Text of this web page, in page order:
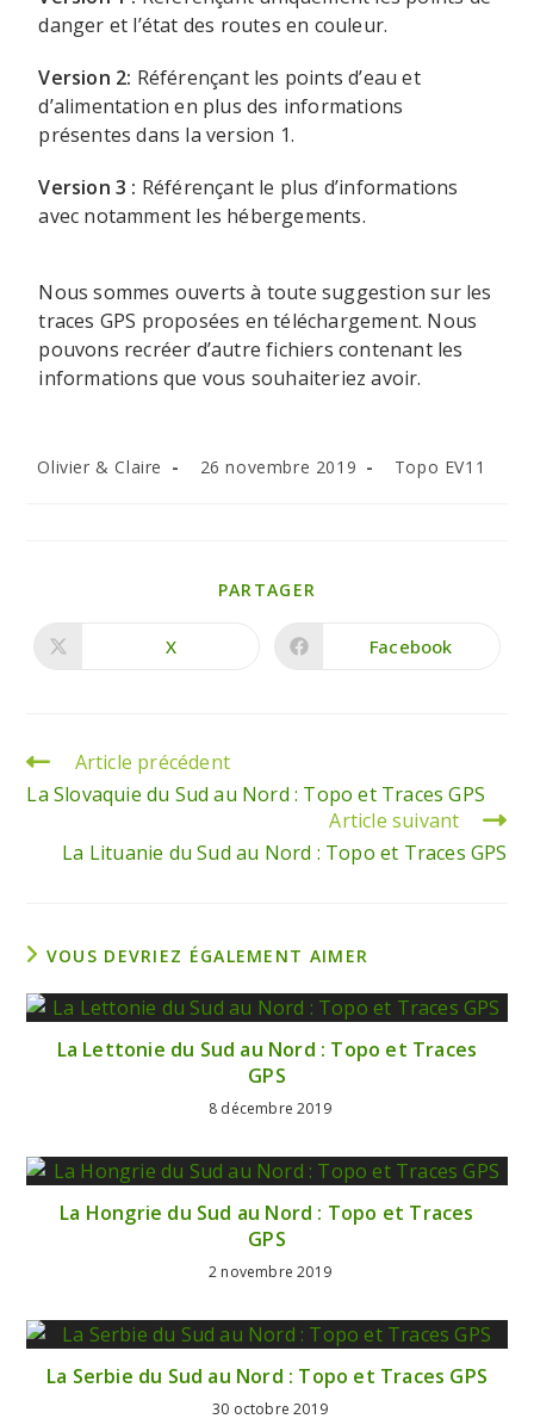
danger et l’état des routes en couleur.
Version 2: Référençant les points d’eau et
d’alimentation en plus des informations
présentes dans la version 1.
Version 3 : Référençant le plus d’informations
avec notamment les hébergements.
Nous sommes ouverts à toute suggestion sur les
traces GPS proposées en téléchargement. Nous
pouvons recréer d’autre fichiers contenant les
informations que vous souhaiteriez avoir.
Olivier & Claire 26 novembre 2019 Topo EV11
PARTAGER
X Facebook
Article précédent
La Slovaquie du Sud au Nord : Topo et Traces GPS
Article suivant
La Lituanie du Sud au Nord : Topo et Traces GPS
VOUS DEVRIEZ ÉGALEMENT AIMER
La Lettonie du Sud au Nord : Topo et Traces
GPS
8 décembre 2019
La Hongrie du Sud au Nord : Topo et Traces
GPS
2 novembre 2019
La Serbie du Sud au Nord : Topo et Traces GPS
30 octobre 2019